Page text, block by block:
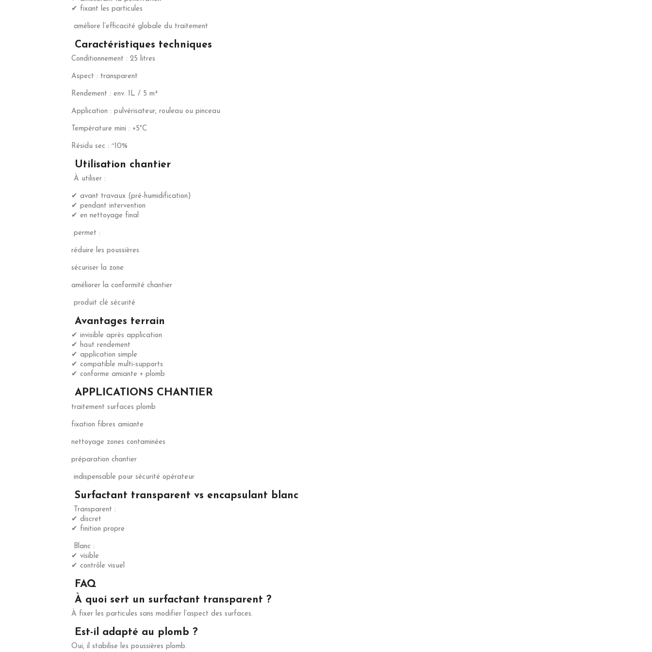
✔ fixant les particules
améliore l’efficacité globale du traitement
Caractéristiques techniques
Conditionnement : 25 litres
Aspect : transparent
Rendement : env. 1L / 5 m²
Application : pulvérisateur, rouleau ou pinceau
Température mini : +5°C
Résidu sec : ~10%
Utilisation chantier
À utiliser :
✔ avant travaux (pré-humidification)
✔ pendant intervention
✔ en nettoyage final
permet :
réduire les poussières
sécuriser la zone
améliorer la conformité chantier
produit clé sécurité
Avantages terrain
✔ invisible après application
✔ haut rendement
✔ application simple
✔ compatible multi-supports
✔ conforme amiante + plomb
APPLICATIONS CHANTIER
traitement surfaces plomb
fixation fibres amiante
nettoyage zones contaminées
préparation chantier
indispensable pour sécurité opérateur
Surfactant transparent vs encapsulant blanc
Transparent :
✔ discret
✔ finition propre
Blanc :
✔ visible
✔ contrôle visuel
FAQ
À quoi sert un surfactant transparent ?
À fixer les particules sans modifier l’aspect des surfaces.
Est-il adapté au plomb ?
Oui, il stabilise les poussières plomb.